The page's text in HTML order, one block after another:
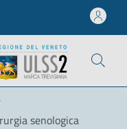
senologica